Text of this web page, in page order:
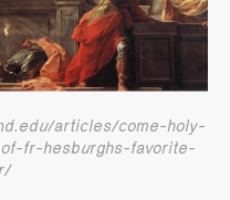
articles/come-holy-
fr-hesburghs-favorite-